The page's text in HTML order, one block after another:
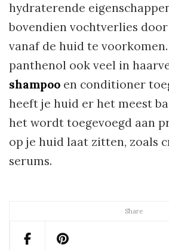
Share
hydraterende
bovendien vochtverlies
vanaf de huid te
panthenol ook veel in
shampoo en conditioner
heeft je huid er het meest
het wordt toegevoegd aan
op je huid laat zitten, zoals
serums.